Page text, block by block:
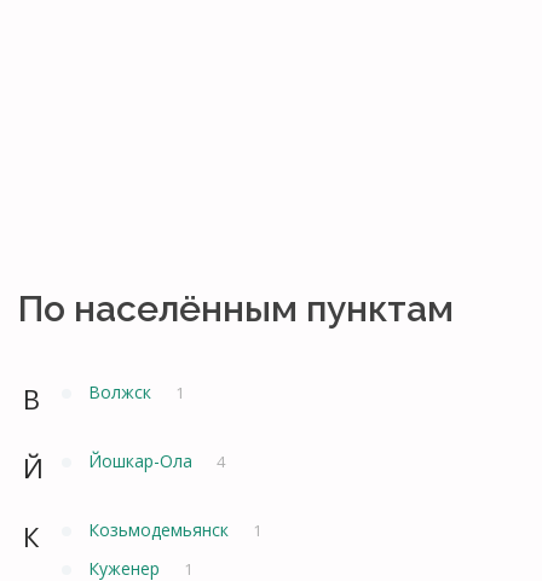
По населённым пунктам
В Волжск 1
Й Йошкар-Ола 4
К Козьмодемьянск 1
Куженер 1